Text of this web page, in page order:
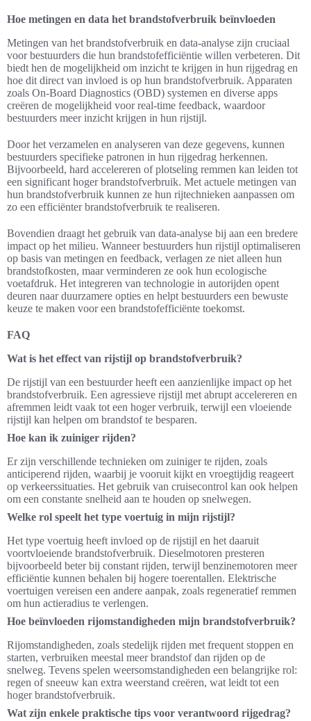
Hoe metingen en data het brandstofverbruik beïnvloeden
Metingen van het brandstofverbruik en data-analyse zijn cruciaal
voor bestuurders die hun brandstofefficiëntie willen verbeteren. Dit
biedt hen de mogelijkheid om inzicht te krijgen in hun rijgedrag en
hoe dit direct van invloed is op hun brandstofverbruik. Apparaten
zoals On-Board Diagnostics (OBD) systemen en diverse apps
creëren de mogelijkheid voor real-time feedback, waardoor
bestuurders meer inzicht krijgen in hun rijstijl.
Door het verzamelen en analyseren van deze gegevens, kunnen
bestuurders specifieke patronen in hun rijgedrag herkennen.
Bijvoorbeeld, hard accelereren of plotseling remmen kan leiden tot
een significant hoger brandstofverbruik. Met actuele metingen van
hun brandstofverbruik kunnen ze hun rijtechnieken aanpassen om
zo een efficiënter brandstofverbruik te realiseren.
Bovendien draagt het gebruik van data-analyse bij aan een bredere
impact op het milieu. Wanneer bestuurders hun rijstijl optimaliseren
op basis van metingen en feedback, verlagen ze niet alleen hun
brandstofkosten, maar verminderen ze ook hun ecologische
voetafdruk. Het integreren van technologie in autorijden opent
deuren naar duurzamere opties en helpt bestuurders een bewuste
keuze te maken voor een brandstofefficiënte toekomst.
FAQ
Wat is het effect van rijstijl op brandstofverbruik?
De rijstijl van een bestuurder heeft een aanzienlijke impact op het
brandstofverbruik. Een agressieve rijstijl met abrupt accelereren en
afremmen leidt vaak tot een hoger verbruik, terwijl een vloeiende
rijstijl kan helpen om brandstof te besparen.
Hoe kan ik zuiniger rijden?
Er zijn verschillende technieken om zuiniger te rijden, zoals
anticiperend rijden, waarbij je vooruit kijkt en vroegtijdig reageert
op verkeerssituaties. Het gebruik van cruisecontrol kan ook helpen
om een constante snelheid aan te houden op snelwegen.
Welke rol speelt het type voertuig in mijn rijstijl?
Het type voertuig heeft invloed op de rijstijl en het daaruit
voortvloeiende brandstofverbruik. Dieselmotoren presteren
bijvoorbeeld beter bij constant rijden, terwijl benzinemotoren meer
efficiëntie kunnen behalen bij hogere toerentallen. Elektrische
voertuigen vereisen een andere aanpak, zoals regeneratief remmen
om hun actieradius te verlengen.
Hoe beïnvloeden rijomstandigheden mijn brandstofverbruik?
Rijomstandigheden, zoals stedelijk rijden met frequent stoppen en
starten, verbruiken meestal meer brandstof dan rijden op de
snelweg. Tevens spelen weersomstandigheden een belangrijke rol:
regen of sneeuw kan extra weerstand creëren, wat leidt tot een
hoger brandstofverbruik.
Wat zijn enkele praktische tips voor verantwoord rijgedrag?